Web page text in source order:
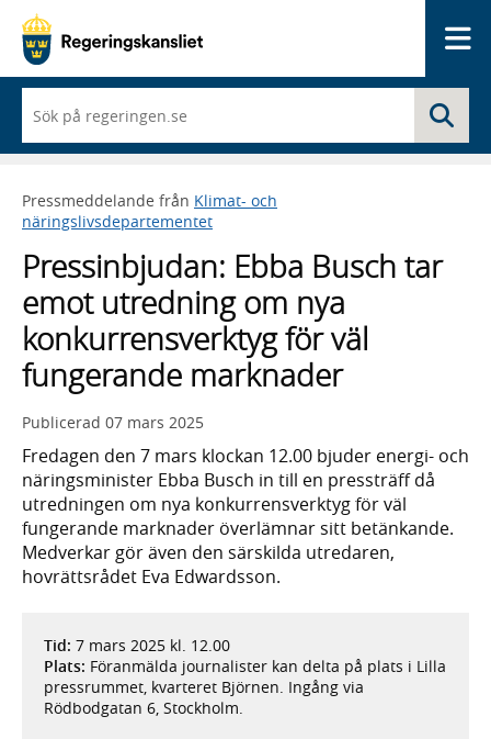
du
börjar
skriva
framträder
en
med
sökförslag
Pressmeddelande från Klimat- och
näringslivsdepartementet
Pressinbjudan: Ebba Busch tar
emot utredning om nya
konkurrensverktyg för väl
fungerande marknader
Publicerad 07 mars 2025
Fredagen den 7 mars klockan 12.00 bjuder energi- och
näringsminister Ebba Busch in till en pressträff då
utredningen om nya konkurrensverktyg för väl
fungerande marknader överlämnar sitt betänkande.
Medverkar gör även den särskilda utredaren,
hovrättsrådet Eva Edwardsson.
Tid: 7 mars 2025 kl. 12.00
Plats: Föranmälda journalister kan delta på plats i Lilla
pressrummet, kvarteret Björnen. Ingång via
Rödbodgatan 6, Stockholm.